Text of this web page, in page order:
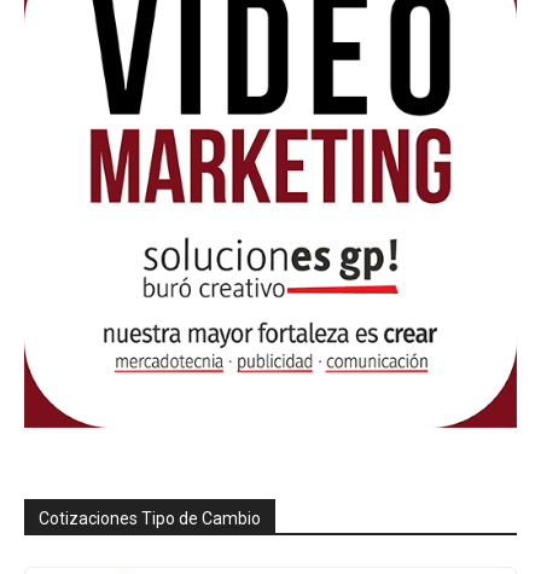
Cotizaciones Tipo de Cambio